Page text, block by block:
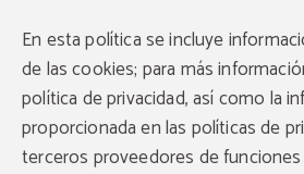
En esta política se incluye
de las cookies; para más
política de privacidad, así como la
proporcionada en las políticas de
terceros proveedores de funciones